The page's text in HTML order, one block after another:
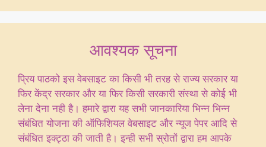
आवश्यक सूचना
प्रिय पाठको इस वेबसाइट का किसी भी तरह से राज्य सरकार या
फिर केंद्र सरकार और या फिर किसी सरकारी संस्था से कोई भी
लेना देना नही है। हमारे द्वारा यह सभी जानकारिया भिन्न भिन्न
संबंधित योजना की ऑफिशियल वेबसाइट और न्यूज पेपर आदि से
संबंधित इक्ट्ठा की जाती है। इन्ही सभी स्रोतों द्वारा हम आपके